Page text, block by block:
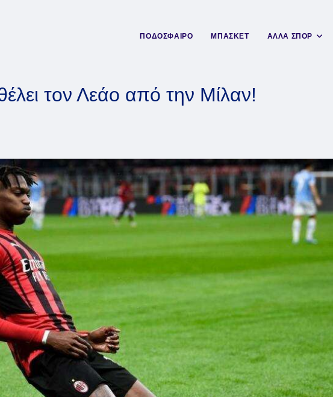
ΠΟΔΟΣΦΑΙΡΟ ΜΠΑΣΚΕΤ ΑΛΛΑ ΣΠΟΡ
τον Λεάο από την Μίλαν!